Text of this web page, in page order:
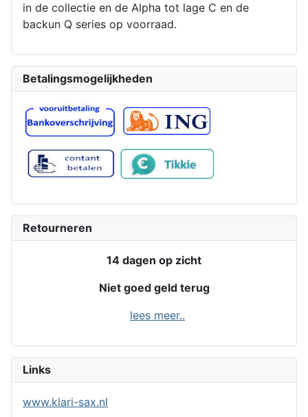
in de collectie en de Alpha tot lage C en de
backun Q series op voorraad.
Betalingsmogelijkheden
Retourneren
14 dagen op zicht
Niet goed geld terug
lees meer..
Links
www.klari-sax.nl